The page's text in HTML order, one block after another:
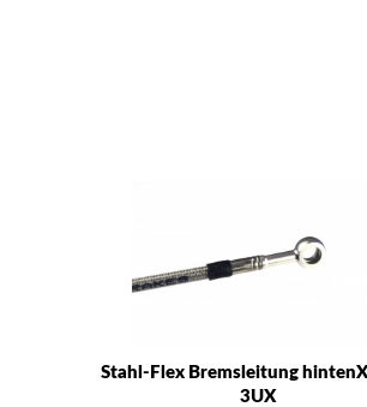
Stahl-Flex Bremsleitung
3UX